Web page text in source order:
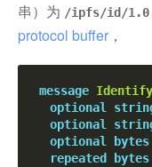
串）为 /ipfs/id/
protocol buffer ，
message Identify
optional
optional
optional
bytes
repeated
bytes